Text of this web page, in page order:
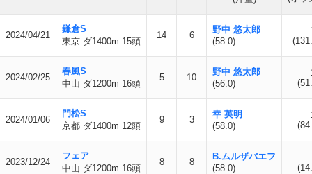
2024/04/21
鎌倉S
東京 ダ1400m 15頭
14 6
野中 悠太郎
(58.0)
2024/02/25
春風S
中山 ダ1200m 16頭
5 10
野中 悠太郎
(56.0)
2024/01/06
門松S
京都 ダ1400m 12頭
9 3
幸 英明
(58.0)
2023/12/24
フェア
中山 ダ1200m 16頭
8 8
B.ムルザバエフ
(58.0)